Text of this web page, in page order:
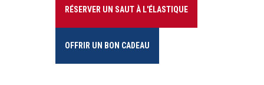
RÉSERVER UN SAUT À L'ÉLASTIQUE
OFFRIR UN BON CADEAU